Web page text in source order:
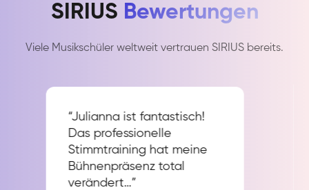
SIRIUS Bewertungen
Viele Musikschüler weltweit vertrauen SIRIUS bereits.
“Julianna ist fantastisch!
Das professionelle
Stimmtraining hat meine
Bühnenpräsenz total
verändert…”